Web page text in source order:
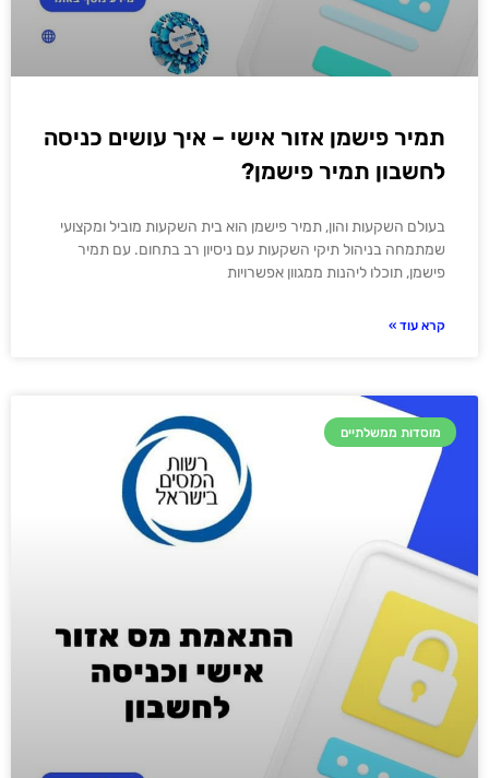
תמיר פישמן אזור אישי – איך עושים כניסה
לחשבון תמיר פישמן?
בעולם השקעות והון, תמיר פישמן הוא בית השקעות מוביל ומקצועי
שמתמחה בניהול תיקי השקעות עם ניסיון רב בתחום. עם תמיר
פישמן, תוכלו ליהנות ממגוון אפשרויות
קרא עוד »
מוסדות ממשלתיים